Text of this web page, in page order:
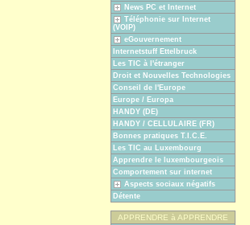
News PC et Internet
Téléphonie sur Internet
(VOIP)
eGouvernement
Internetstuff Ettelbruck
Les TIC à l'étranger
Droit et Nouvelles Technologies
Conseil de l'Europe
Europe / Europa
HANDY (DE)
HANDY / CELLULAIRE (FR)
Bonnes pratiques T.I.C.E.
Les TIC au Luxembourg
Apprendre le luxembourgeois
Comportement sur internet
Aspects sociaux négatifs
Détente
APPRENDRE à APPRENDRE